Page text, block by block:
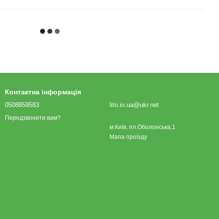
Контактна інформація
0508859583
Передзвонити вам?
lito.in.ua@ukr.net
м.Київ, пл.Оболонська,1
Мапа проїзду